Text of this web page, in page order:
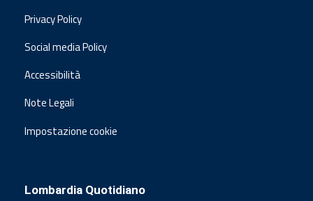
Privacy Policy
Social media Policy
Accessibilità
Note Legali
Impostazione cookie
Lombardia Quotidiano